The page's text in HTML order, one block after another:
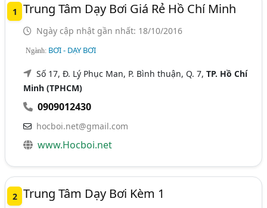
1 Trung Tâm Dạy Bơi Giá Rẻ Hồ Chí Minh
Ngày cập nhật gần nhất: 18/10/2016
Ngành: BƠI - DẠY BƠI
Số 17, Đ. Lý Phục Man, P. Bình thuận, Q. 7,TP. Hồ Chí
Minh (TPHCM)
0909012430
hocboi.net@gmail.com
www.Hocboi.net
2 Trung Tâm Dạy Bơi Kèm 1